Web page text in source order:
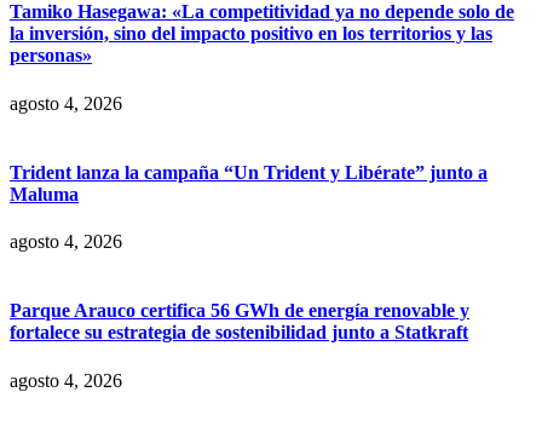
Tamiko Hasegawa: «La competitividad ya no depende solo de
la inversión, sino del impacto positivo en los territorios y las
personas»
agosto 4, 2026
Trident lanza la campaña “Un Trident y Libérate” junto a
Maluma
agosto 4, 2026
Parque Arauco certifica 56 GWh de energía renovable y
fortalece su estrategia de sostenibilidad junto a Statkraft
agosto 4, 2026